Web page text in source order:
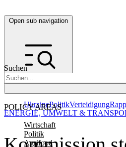
Open sub navigation
Suchen
POLICY AREAS
Wirtschaft
Politik
Agrifood
UkrainePolitikVerteidigung
ENERGIE, UMWELT &